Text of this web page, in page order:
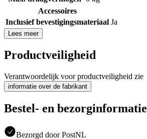
Accessoires
Inclusief bevestigingsmateriaal Ja
Lees meer
Productveiligheid
Verantwoordelijk voor productveiligheid zie
informatie over de fabrikant
Bestel- en bezorginformatie
Bezorgd door PostNL